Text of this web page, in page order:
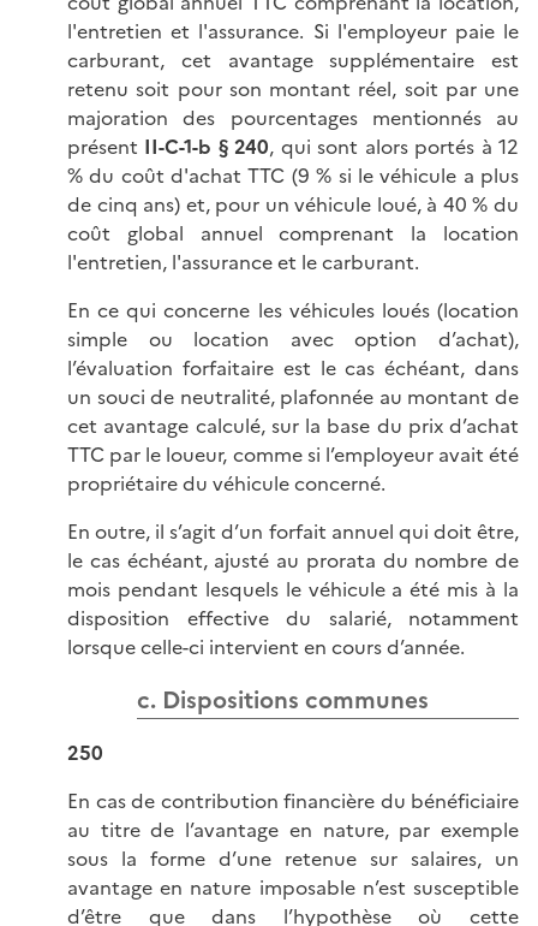
l'entretien et l'assurance. Si l'employeur paie le
carburant, cet avantage supplémentaire est
retenu soit pour son montant réel, soit par une
majoration des pourcentages mentionnés au
présent II-C-1-b § 240, qui sont alors portés à 12
% du coût d'achat TTC (9 % si le véhicule a plus
de cinq ans) et, pour un véhicule loué, à 40 % du
coût global annuel comprenant la location
l'entretien, l'assurance et le carburant.
En ce qui concerne les véhicules loués (location
simple ou location avec option d’achat),
l’évaluation forfaitaire est le cas échéant, dans
un souci de neutralité, plafonnée au montant de
cet avantage calculé, sur la base du prix d’achat
TTC par le loueur, comme si l’employeur avait été
propriétaire du véhicule concerné.
En outre, il s’agit d’un forfait annuel qui doit être,
le cas échéant, ajusté au prorata du nombre de
mois pendant lesquels le véhicule a été mis à la
disposition effective du salarié, notamment
lorsque celle-ci intervient en cours d’année.
c. Dispositions communes
250
En cas de contribution financière du bénéficiaire
au titre de l’avantage en nature, par exemple
sous la forme d’une retenue sur salaires, un
avantage en nature imposable n’est susceptible
d’être que dans l’hypothèse où cette